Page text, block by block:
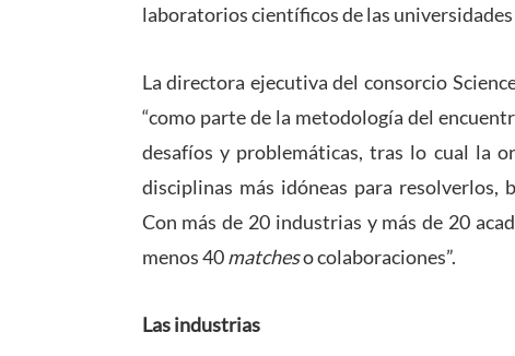
laboratorios científicos de las
La directora ejecutiva del consorcio
“como parte de la metodología del
desafíos y problemáticas, tras lo cual la
disciplinas más idóneas para resolverlos,
Con más de 20 industrias y más de 20
menos 40matcheso colaboraciones”.
Las industrias